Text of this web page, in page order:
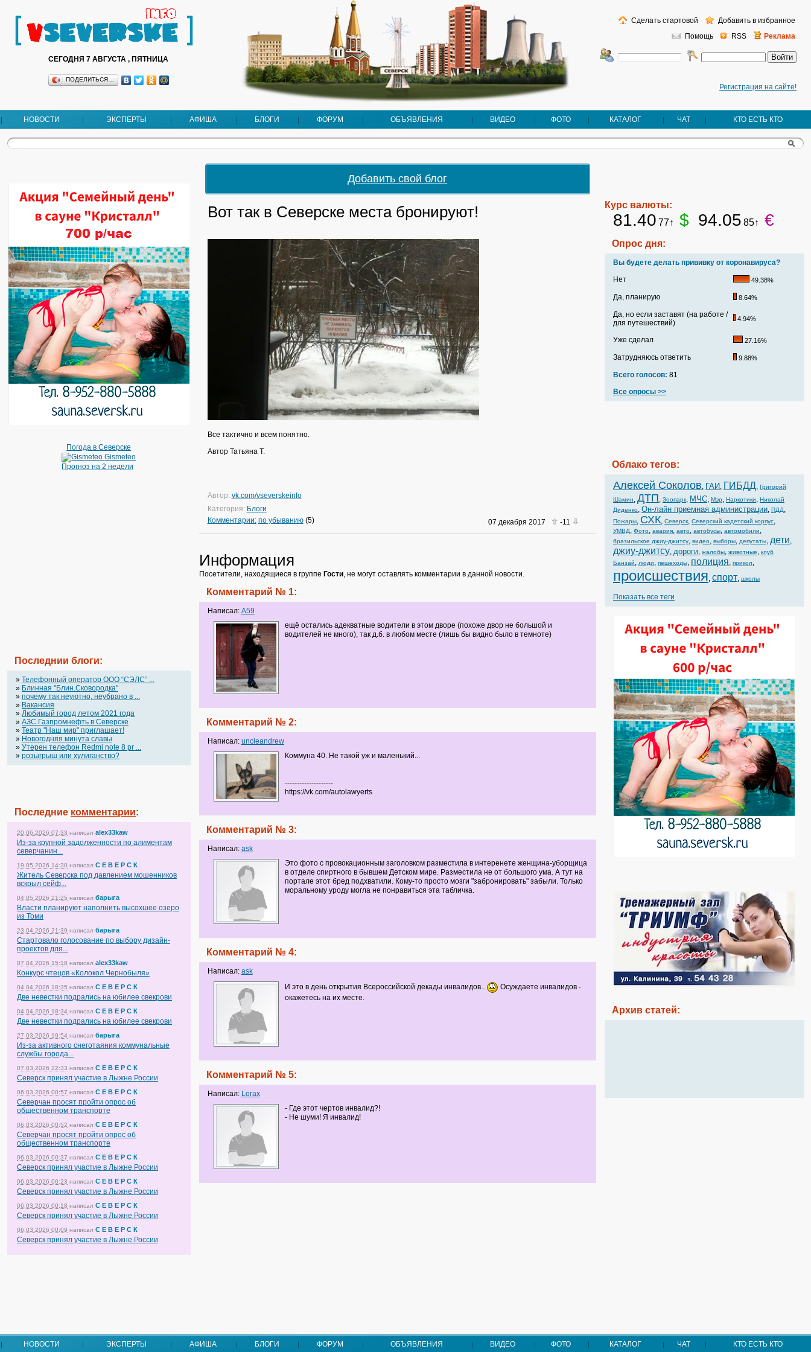
СЕГОДНЯ 7 АВГУСТА , ПЯТНИЦА
ПОДЕЛИТЬСЯ…
Регистрация на сайте!
Помощь RSS Реклама
Сделать стартовой Добавить в избранное
НОВОСТИ ЭКСПЕРТЫ АФИША БЛОГИ ФОРУМ ОБЪЯВЛЕНИЯ ВИДЕО ФОТО КАТАЛОГ ЧАТ КТО ЕСТЬ КТО
Погода в Северске
Gismeteo
Прогноз на 2 недели
Последнии блоги:
» Телефонный оператор OOO “СЭЛС” ...
» Блинная "Блин.Сковородка"
» почему так неуютно, неубрано в ...
» Вакансия
» Любимый город летом 2021 года
» АЗС Газпромнефть в Северске
» Театр "Наш мир" приглашает!
» Новогодняя минута славы
» Утерен телефон Redmi note 8 pr ...
» розыгрыш или хулиганство?
Последние комментарии:
20.06.2026 07:33 написал alex33kaw
Из-за крупной задолженности по алиментам
северчанин...
19.05.2026 14:30 написал С Е В Е Р С К
Житель Северска под давлением мошенников
вскрыл сейф...
04.05.2026 21:25 написал барыга
Власти планируют наполнить высохшее озеро
из Томи
23.04.2026 21:39 написал барыга
Стартовало голосование по выбору дизайн-
проектов для...
07.04.2026 15:18 написал alex33kaw
Конкурс чтецов «Колокол Чернобыля»
04.04.2026 18:35 написал С Е В Е Р С К
Две невестки подрались на юбилее свекрови
04.04.2026 18:34 написал С Е В Е Р С К
Две невестки подрались на юбилее свекрови
27.03.2026 19:54 написал барыга
Из-за активного снеготаяния коммунальные
службы города...
07.03.2026 22:33 написал С Е В Е Р С К
Северск принял участие в Лыжне России
06.03.2026 00:57 написал С Е В Е Р С К
Северчан просят пройти опрос об
общественном транспорте
06.03.2026 00:52 написал С Е В Е Р С К
Северчан просят пройти опрос об
общественном транспорте
06.03.2026 00:37 написал С Е В Е Р С К
Северск принял участие в Лыжне России
06.03.2026 00:23 написал С Е В Е Р С К
Северск принял участие в Лыжне России
06.03.2026 00:18 написал С Е В Е Р С К
Северск принял участие в Лыжне России
06.03.2026 00:09 написал С Е В Е Р С К
Северск принял участие в Лыжне России
Добавить свой блог
Вот так в Северске места бронируют!
Все тактично и всем понятно.
Автор Татьяна Т.
Автор: vk.com/vseverskeinfo
Категория: Блоги
Комментарии: по убыванию(5) 07 декабря 2017 -11
Информация
Посетители, находящиеся в группе Гости, не могут оставлять комментарии в данной новости.
Комментарий № 1:
Написал: A59
ещё остались адекватные водители в этом дворе (похоже двор не большой и
водителей не много), так д.б. в любом месте (лишь бы видно было в темноте)
Комментарий № 2:
Написал: uncleandrew
Коммуна 40. Не такой уж и маленький...
--------------------
https://vk.com/autolawyerts
Комментарий № 3:
Написал: ask
Это фото с провокационным заголовком разместила в интеренете женщина-уборщица
в отделе спиртного в бывшем Детском мире. Разместила не от большого ума. А тут на
портале этот бред подхватили. Кому-то просто мозги "забронировать" забыли. Только
моральному уроду могла не понравиться эта табличка.
Комментарий № 4:
Написал: ask
И это в день открытия Всероссийской декады инвалидов..
Осуждаете инвалидов -
окажетесь на их месте.
Комментарий № 5:
Написал: Lorax
- Где этот чертов инвалид?!
- Не шуми! Я инвалид!
Курс валюты:
81.40 77↑ $ 94.05 85↑ €
Опрос дня:
Вы будете делать прививку от коронавируса?
Нет
49.38%
Да, планирую 8.64%
Да, но если заставят (на работе /
для путешествий)
4.94%
Уже сделал 27.16%
Затрудняюсь ответить 9.88%
Всего голосов: 81
Все опросы >>
Облако тегов:
Алексей Соколов, ГАИ, ГИБДД, Григорий
Шамин, ДТП, Зоопарк, МЧС, Мэр, Наркотики, Николай
Диденко, Он-лайн приемная администрации, ПДД,
Пожары, СХК, Северск, Северский кадетский корпус,
УМВД, Фото, авария, авто, автобусы, автомобили,
бразильское джиу-джитсу, видео, выборы, депутаты, дети,
джиу-джитсу, дороги, жалобы, животные, клуб
Банзай, люди, пешеходы, полиция, прикол,
происшествия, спорт, школы
Показать все теги
Архив статей:
НОВОСТИ ЭКСПЕРТЫ АФИША БЛОГИ ФОРУМ ОБЪЯВЛЕНИЯ ВИДЕО ФОТО КАТАЛОГ ЧАТ КТО ЕСТЬ КТО